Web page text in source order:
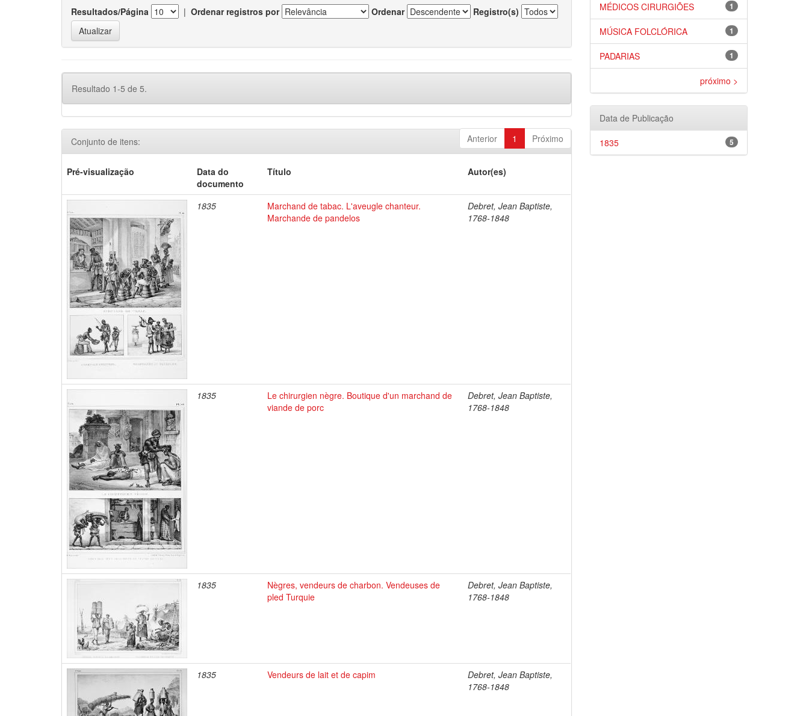
Resultados/Página | Ordenar registros por Ordenar Registro(s)
Resultado 1-5 de 5.
Anterior 1 Próximo
Conjunto de itens:
Pré-visualização
Data do
documento
Título Autor(es)
1835
Marchand de tabac. L'aveugle chanteur.
Marchande de pandelos
Debret, Jean Baptiste,
1768-1848
1835
Le chirurgien nègre. Boutique d'un marchand de
viande de porc
Debret, Jean Baptiste,
1768-1848
1835
Nègres, vendeurs de charbon. Vendeuses de
pled Turquie
Debret, Jean Baptiste,
1768-1848
1835 Vendeurs de lait et de capim
Debret, Jean Baptiste,
1768-1848
1
MÉDICOS CIRURGIÕES
1
MÚSICA FOLCLÓRICA
1
PADARIAS
próximo >
Data de Publicação
5
1835